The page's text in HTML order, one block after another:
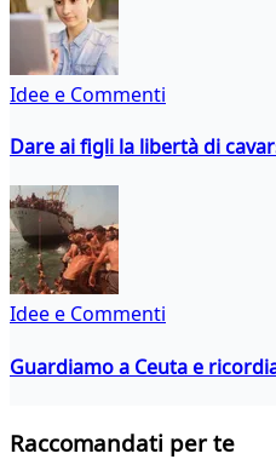
Idee e Commenti
Dare ai figli la libertà di
Idee e Commenti
Guardiamo a Ceuta e
Raccomandati per te